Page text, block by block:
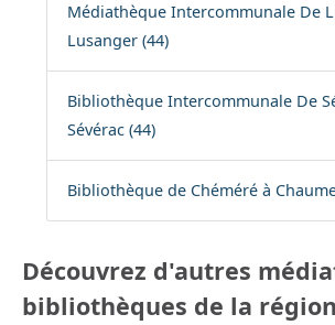
Médiathèque Intercommunale De
Lusanger (44)
Bibliothèque Intercommunale De
Sévérac (44)
Bibliothèque de Chéméré à
Découvrez d'autres
bibliothèques de la